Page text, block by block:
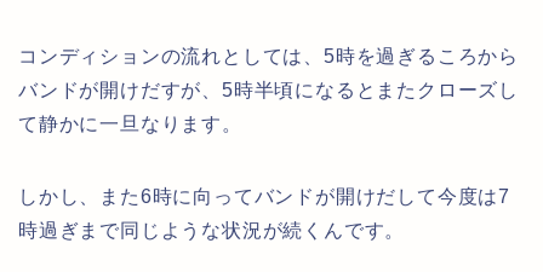
コンディションの流れとしては、5時を過ぎるころから
バンドが開けだすが、5時半頃になるとまたクローズし
て静かに一旦なります。
しかし、また6時に向ってバンドが開けだして今度は7
時過ぎまで同じような状況が続くんです。